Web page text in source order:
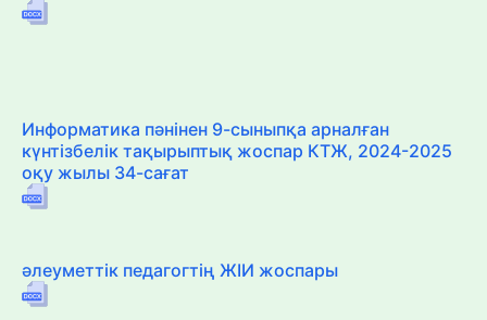
Информатика пәнінен 9-сыныпқа арналған
күнтізбелік тақырыптық жоспар КТЖ, 2024-2025
оқу жылы 34-сағат
әлеуметтік педагогтің ЖІИ жоспары